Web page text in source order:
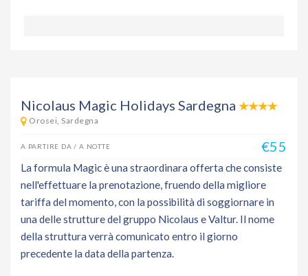
Nicolaus Magic Holidays Sardegna
Orosei, Sardegna
A PARTIRE DA / A NOTTE €55
La formula Magic è una straordinara offerta che consiste
nell'effettuare la prenotazione, fruendo della migliore
tariffa del momento, con la possibilità di soggiornare in
una delle strutture del gruppo Nicolaus e Valtur. Il nome
della struttura verrà comunicato entro il giorno
precedente la data della partenza.